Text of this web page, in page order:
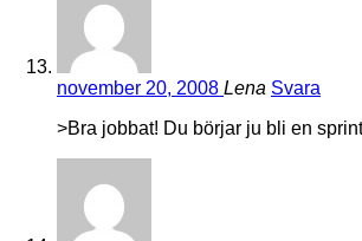
november 20, 2008 Lena Svara
>Bra jobbat! Du börjar ju bli en